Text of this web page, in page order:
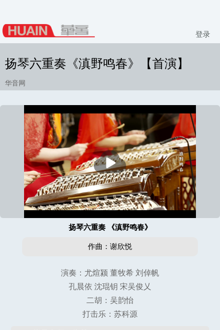
登录
扬琴六重奏《滇野鸣春》【首演】
华音网
播
放
扬琴六重奏 《滇野鸣春》
作曲：谢欣悦
演奏：尤煊颍 董牧希 刘倬帆
孔晨依 沈琨钥 宋吴俊乂
二胡：吴韵怡
打击乐：苏科源